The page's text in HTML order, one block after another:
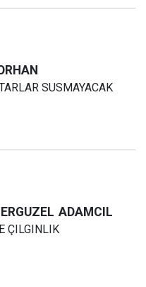
SUSMAYACAK
ADAMCIL
ÇILGINLIK